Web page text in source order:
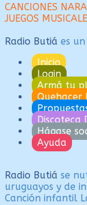
Navegación
de
entradas
Anterior:
CANCIONES
Siguiente:
JUEGOS
Radio Butiá es
Inicio
Login
Armá tu
Quehacer
Discoteca
Hágase
Ayuda
Radio Butiá se
uruguayos y de
Canción infantil